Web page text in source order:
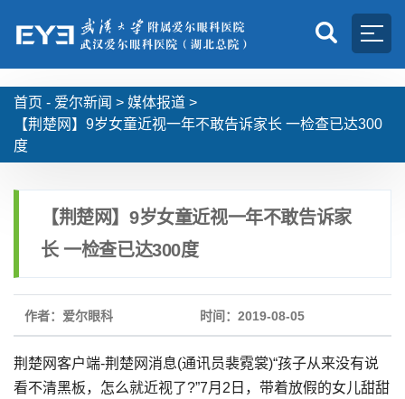
首页 - 爱尔新闻 > 媒体报道 >
【荆楚网】9岁女童近视一年不敢告诉家长 一检查已达300
度
【荆楚网】9岁女童近视一年不敢告诉家
长 一检查已达300度
作者：爱尔眼科 时间：2019-08-05
荆楚网客户端-荆楚网消息(通讯员裴霓裳)“孩子从来没有说
看不清黑板，怎么就近视了?”7月2日，带着放假的女儿甜甜